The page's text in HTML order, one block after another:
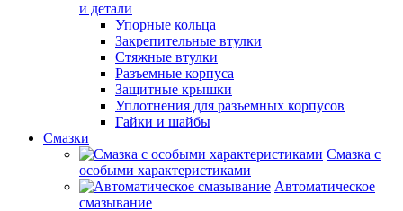
и детали
Упорные кольца
Закрепительные втулки
Стяжные втулки
Разъемные корпуса
Защитные крышки
Уплотнения для разъемных корпусов
Гайки и шайбы
Смазки
Смазка с
особыми характеристиками
Автоматическое
смазывание